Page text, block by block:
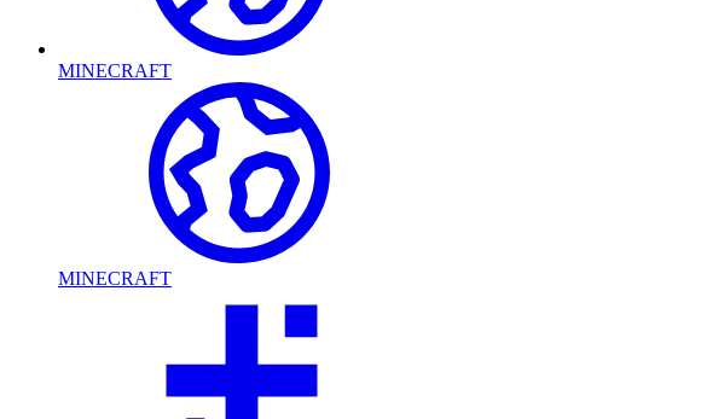
MINECRAFT
MINECRAFT